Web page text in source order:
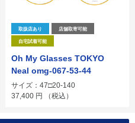
取扱店あり 店舗取寄可能
自宅試着可能
Oh My Glasses TOKYO
Neal omg-067-53-44
サイズ：47□20-140
37,400 円 （税込）